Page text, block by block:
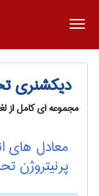
دیکشنری
مجموعه ای کامل از
معادل های
پرنیتروژن